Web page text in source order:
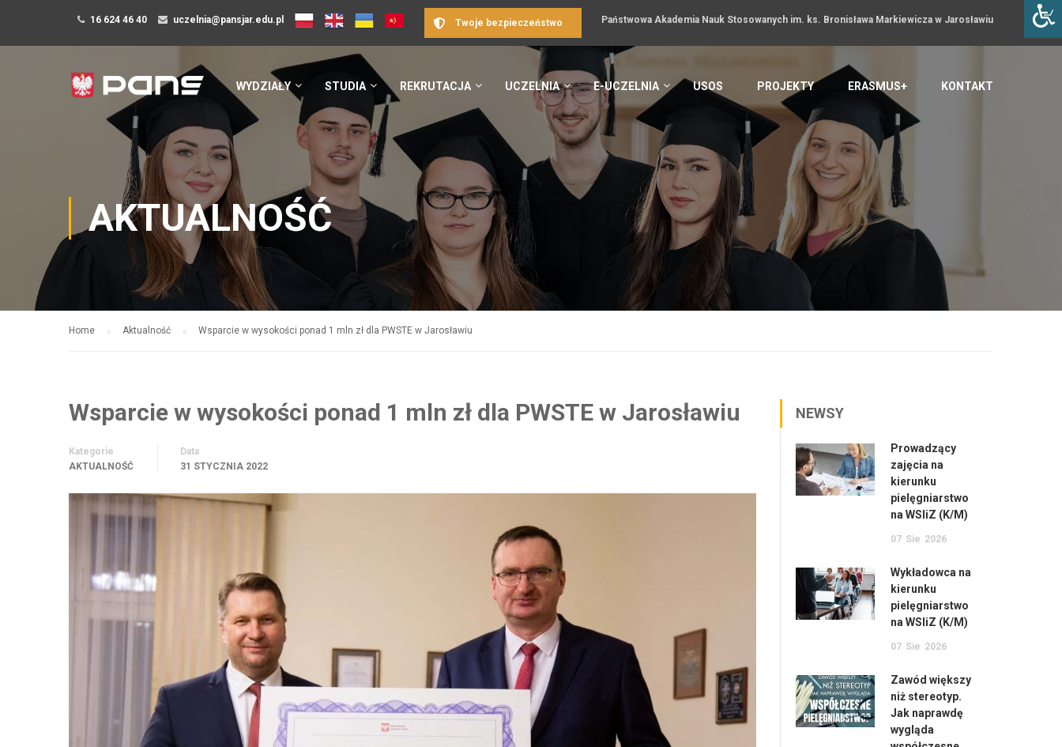
16 624 46 40 uczelnia@pansjar.edu.pl Państwowa Akademia Nauk Stosowanych im. ks. Bronisława Markiewicza w Jarosławiu
Twoje bezpieczeństwo
WYDZIAŁY STUDIA REKRUTACJA UCZELNIA E-UCZELNIA USOS PROJEKTY ERASMUS+ KONTAKT
AKTUALNOŚĆ
Home Aktualność Wsparcie w wysokości ponad 1 mln zł dla PWSTE w Jarosławiu
Wsparcie w wysokości ponad 1 mln zł dla PWSTE w Jarosławiu
Kategorie
AKTUALNOŚĆ
Data
31 STYCZNIA 2022
NEWSY
Prowadzący
zajęcia na
kierunku
pielęgniarstwo
na WSIiZ (K/M)
07 Sie 2026
Wykładowca na
kierunku
pielęgniarstwo
na WSIiZ (K/M)
07 Sie 2026
Zawód większy
niż stereotyp.
Jak naprawdę
wygląda